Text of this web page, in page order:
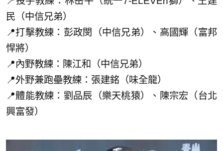
民（中信兄弟）
📍打擊教練：彭政閔（中信兄弟）、高國輝（富邦
悍將）
📍內野教練：陳江和（中信兄弟）
📍外野兼跑壘教練：張建銘（味全龍）
📍體能教練：劉品辰（樂天桃猿）、陳宗宏（台北
興富發）